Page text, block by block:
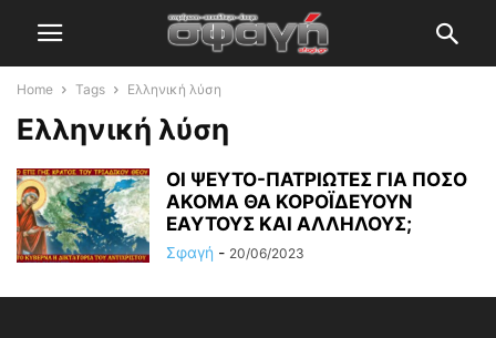
Home Tags Ελληνική λύση
Ελληνική λύση
ΟΙ ΨΕΥΤΟ-ΠΑΤΡΙΩΤΕΣ ΓΙΑ ΠΟΣΟ
ΑΚΟΜΑ ΘΑ ΚΟΡΟΪΔΕΥΟΥΝ
ΕΑΥΤΟΥΣ ΚΑΙ ΑΛΛΗΛΟΥΣ;
Σφαγή - 20/06/2023